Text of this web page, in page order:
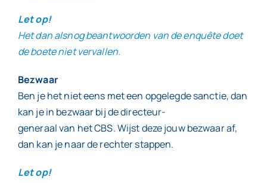
Let op!
Het dan alsnog beantwoorden van de enquête doet
de boete niet vervallen.
Bezwaar
Ben je het niet eens met een opgelegde sanctie, dan
kan je in bezwaar bij de directeur-
generaal van het CBS. Wijst deze jouw bezwaar af,
dan kan je naar de rechter stappen.
Let op!